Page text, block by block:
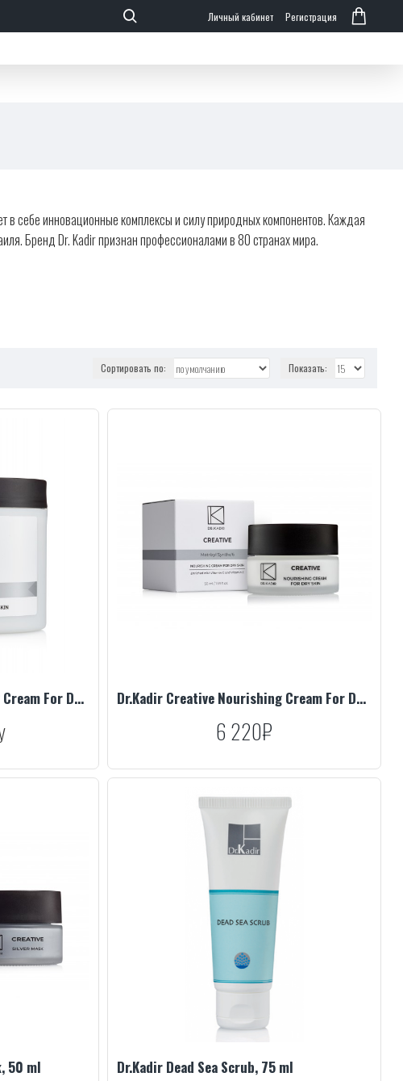
Личный кабинет Регистрация
в себе инновационные комплексы и силу природных компонентов. Каждая
Бренд Dr. Kadir признан профессионалами в 80 странах мира.
Сортировать по: Показать:
Dr.Kadir Creative Nourishing Cream For Dry Skin, 250 ml Dr.Kadir Creative Nourishing Cream For Dry Skin, 50 ml
6 220₽
50 ml Dr.Kadir Dead Sea Scrub, 75 ml